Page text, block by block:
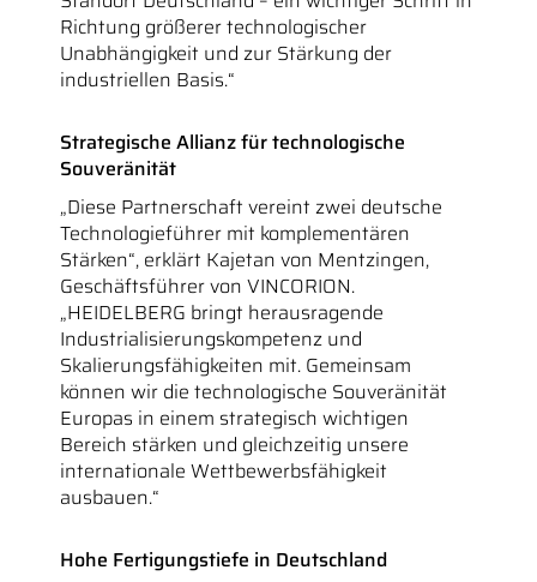
Richtung größerer technologischer
Unabhängigkeit und zur Stärkung der
industriellen Basis.“
Strategische Allianz für technologische
Souveränität
„Diese Partnerschaft vereint zwei deutsche
Technologieführer mit komplementären
Stärken“, erklärt Kajetan von Mentzingen,
Geschäftsführer von VINCORION.
„HEIDELBERG bringt herausragende
Industrialisierungskompetenz und
Skalierungsfähigkeiten mit. Gemeinsam
können wir die technologische Souveränität
Europas in einem strategisch wichtigen
Bereich stärken und gleichzeitig unsere
internationale Wettbewerbsfähigkeit
ausbauen.“
Hohe Fertigungstiefe in Deutschland